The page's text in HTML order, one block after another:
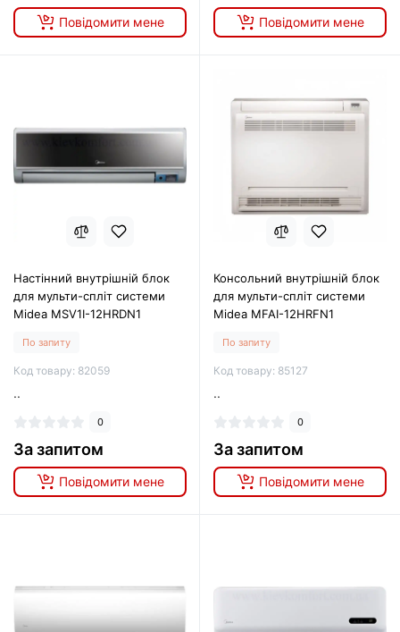
Повідомити мене Повідомити мене
Настінний внутрішній блок
для мульти-спліт системи
Midea MSV1I-12HRDN1
По запиту
Код товару: 82059
..
0
За запитом
Повідомити мене
Консольний внутрішній блок
для мульти-спліт системи
Midea MFAI-12HRFN1
По запиту
Код товару: 85127
..
0
За запитом
Повідомити мене